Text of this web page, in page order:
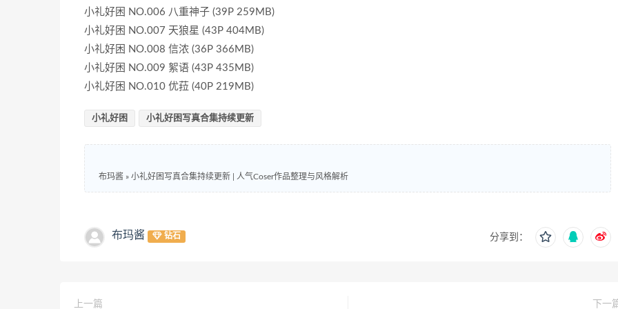
小礼好困 NO.006 八重神子 (39P 259MB)
小礼好困 NO.007 天狼星 (43P 404MB)
小礼好困 NO.008 信浓 (36P 366MB)
小礼好困 NO.009 絮语 (43P 435MB)
小礼好困 NO.010 优菈 (40P 219MB)
小礼好困 小礼好困写真合集持续更新
布玛酱 » 小礼好困写真合集持续更新 | 人气Coser作品整理与风格解析
布玛酱 钻石 分享到：
上一篇 下一